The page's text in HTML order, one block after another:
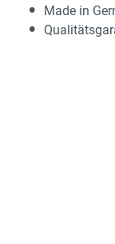
Made in